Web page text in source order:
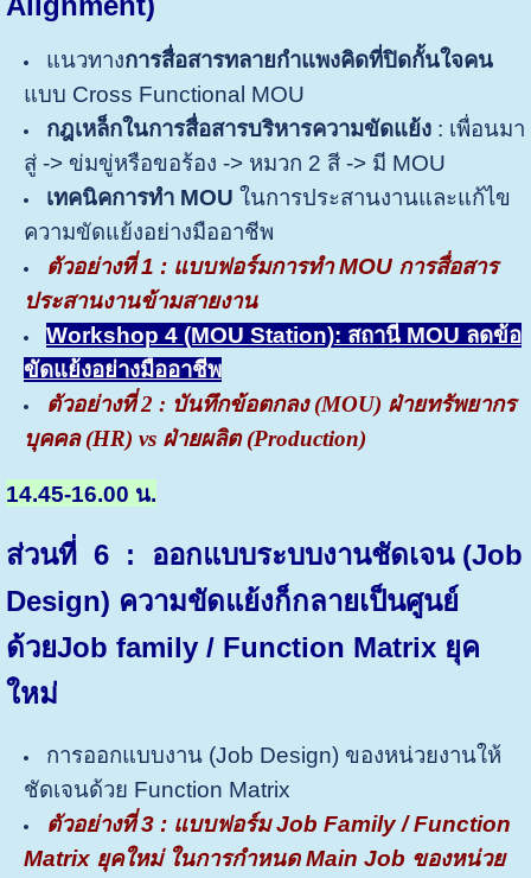
แนวทางการสื่อสารทลายกำแพงคิดที่ปิดกั้นใจคน
แบบ Cross Functional MOU
กฎเหล็กในการสื่อสารบริหารความขัดแย้ง: เพื่อนมา
สู่ -> ข่มขู่หรือขอร้อง -> หมวก 2 สี -> มี MOU
เทคนิคการทำ MOU ในการประสานงานและแก้ไข
ความขัดแย้งอย่างมืออาชีพ
ตัวอย่างที่ 1 : แบบฟอร์มการทำMOU การสื่อสาร
ประสานงานข้ามสายงาน
Workshop 4 (MOU Station): สถานี MOU ลดข้อ
ขัดแย้งอย่างมืออาชีพ
ตัวอย่างที่ 2 : บันทึกข้อตกลง (MOU) ฝ่ายทรัพยากร
บุคคล (HR) vs ฝ่ายผลิต (Production)
14.45-16.00 น.
ส่วนที่ 6: ออกแบบระบบงานชัดเจน (Job
Design) ความขัดแย้งก็กลายเป็นศูนย์
ด้วยJob family / Function Matrix ยุค
ใหม่
การออกแบบงาน (Job Design) ของหน่วยงานให้
ชัดเจนด้วย Function Matrix
ตัวอย่างที่ 3 : แบบฟอร์มJob Family /Function
Matrix ยุคใหม่ ในการกำหนด Main Job ของหน่วย